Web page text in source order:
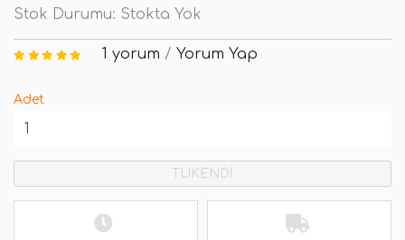
Stok Durumu: Stokta Yok
1 yorum / Yorum Yap
Adet
TÜKENDİ